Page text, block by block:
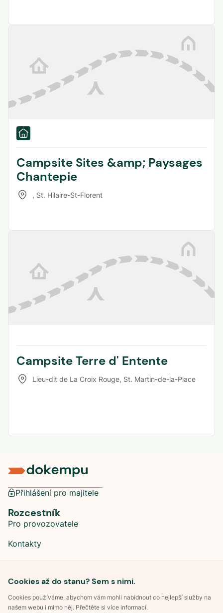
Campsite Sites &amp; Paysages
Chantepie
, St. Hilaire-St-Florent
Campsite Terre d' Entente
Lieu-dit de La Croix Rouge, St. Martin-de-la-Place
Cookies až do stanu? Sem s nimi.
Cookies používáme, abychom vám mohli nabídnout co nejlepší služby na
našem webu i mimo něj. Přečtěte si více informací.
Přihlášení pro majitele
Rozcestník
Pro provozovatele
Kontakty